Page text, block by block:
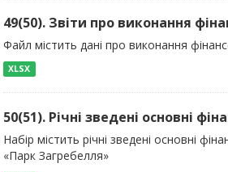
49(50). Звіти про виконання
Файл містить дані про виконання
XLSX
50(51). Річні зведені основні
Набір містить річні зведені основні
«Парк Загребелля»